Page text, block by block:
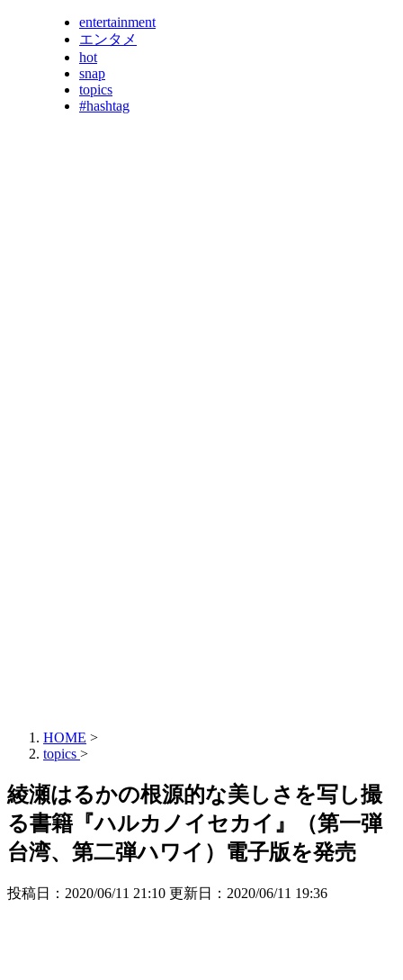
entertainment
エンタメ
hot
snap
topics
#hashtag
HOME >
topics >
綾瀬はるかの根源的な美しさを写し撮
る書籍『ハルカノイセカイ』（第一弾
台湾、第二弾ハワイ）電子版を発売
投稿日：2020/06/11 21:10 更新日： 2020/06/11 19:36